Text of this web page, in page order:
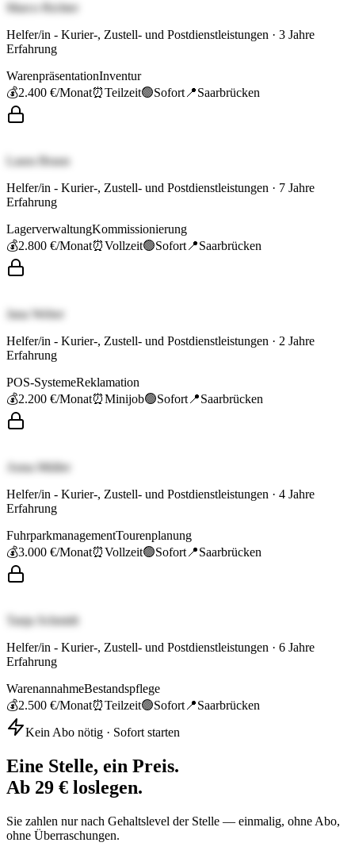
Marco Richter
Helfer/in - Kurier-, Zustell- und Postdienstleistungen · 3 Jahre
Erfahrung
WarenpräsentationInventur
💰2.400 €/Monat⏰Teilzeit🟢Sofort 📍Saarbrücken
Laura Braun
Helfer/in - Kurier-, Zustell- und Postdienstleistungen · 7 Jahre
Erfahrung
LagerverwaltungKommissionierung
💰2.800 €/Monat⏰Vollzeit🟢Sofort 📍Saarbrücken
Jana Weber
Helfer/in - Kurier-, Zustell- und Postdienstleistungen · 2 Jahre
Erfahrung
POS-SystemeReklamation
💰2.200 €/Monat⏰Minijob🟢Sofort 📍Saarbrücken
Anna Müller
Helfer/in - Kurier-, Zustell- und Postdienstleistungen · 4 Jahre
Erfahrung
FuhrparkmanagementTourenplanung
💰3.000 €/Monat⏰Vollzeit🟢Sofort 📍Saarbrücken
Tanja Schmidt
Helfer/in - Kurier-, Zustell- und Postdienstleistungen · 6 Jahre
Erfahrung
WarenannahmeBestandspflege
💰2.500 €/Monat⏰Teilzeit🟢Sofort 📍Saarbrücken
Kein Abo nötig · Sofort starten
Eine Stelle, ein Preis.
Ab 29 € loslegen.
Sie zahlen nur nach Gehaltslevel der Stelle — einmalig, ohne Abo,
ohne Überraschungen.